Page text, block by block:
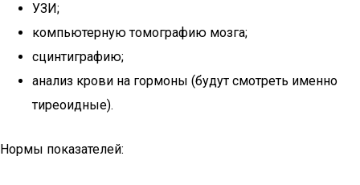
УЗИ;
компьютерную томографию мозга;
сцинтиграфию;
анализ крови на гормоны (будут смотреть именно
тиреоидные).
Нормы показателей: